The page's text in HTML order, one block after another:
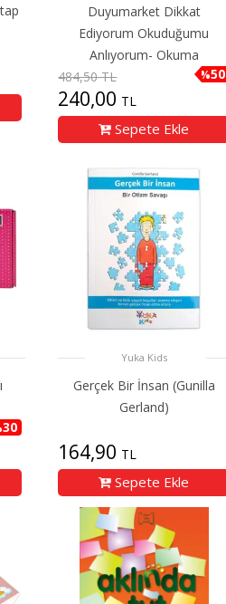
Duyumarket Dikkat
Ediyorum Okuduğumu
Anlıyorum- Okuma
484,50 TL
240,00 TL
%50
Sepete Ekle
30
Yuka Kids
Gerçek Bir İnsan (Gunilla
Gerland)
164,90 TL
Sepete Ekle